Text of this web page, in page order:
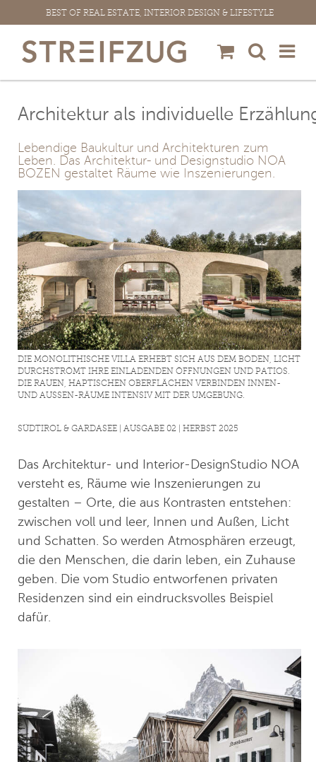
Inhalt
springen
BEST OF REAL ESTATE, INTERIOR DESIGN & LIFESTYLE
Architektur als individuelle
Lebendige Baukultur und Architekturen zum
Leben. Das Architektur- und Designstudio NOA
BOZEN gestaltet Räume wie Inszenierungen.
Larger
Image
DIE MONOLITHISCHE VILLA ERHEBT SICH AUS DEM BODEN, LICHT
DURCHSTRÖMT IHRE EINLADENDEN ÖFFNUNGEN UND PATIOS.
DIE RAUEN, HAPTISCHEN OBERFLÄCHEN VERBINDEN INNEN-
UND AUSSEN-RÄUME INTENSIV MIT DER UMGEBUNG.
SÜDTIROL & GARDASEE | AUSGABE 02 | HERBST 2025
Das Architektur- und Interior-DesignStudio NOA
versteht es, Räume wie Inszenierungen zu
gestalten – Orte, die aus Kontrasten entstehen:
zwischen voll und leer, Innen und Außen, Licht
und Schatten. So werden Atmosphären erzeugt,
die den Menschen, die darin leben, ein Zuhause
geben. Die vom Studio entworfenen privaten
Residenzen sind ein eindrucksvolles Beispiel
dafür.